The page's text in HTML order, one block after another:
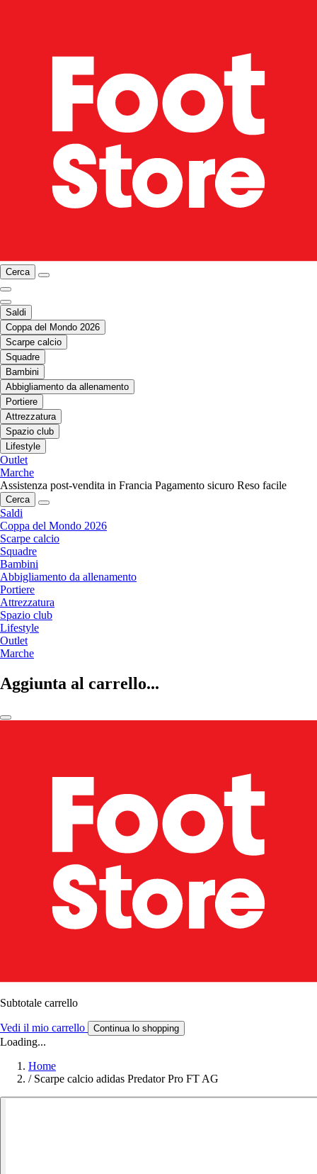
Cerca
Saldi
Coppa del Mondo 2026
Scarpe calcio
Squadre
Bambini
Abbigliamento da allenamento
Portiere
Attrezzatura
Spazio club
Lifestyle
Outlet
Marche
Assistenza post-vendita in Francia Pagamento sicuro Reso facile
Cerca
Saldi
Coppa del Mondo 2026
Scarpe calcio
Squadre
Bambini
Abbigliamento da allenamento
Portiere
Attrezzatura
Spazio club
Lifestyle
Outlet
Marche
Aggiunta al carrello...
Subtotale carrello
Vedi il mio carrello Continua lo shopping
Loading...
Home
/ Scarpe calcio adidas Predator Pro FT AG